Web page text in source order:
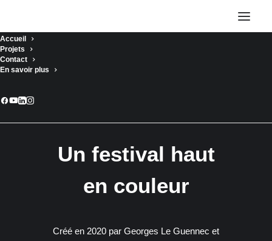
Accueil
Projets
Contact
En savoir plus
Un festival haut
en couleur
Créé en 2020 par Georges Le Guennec et